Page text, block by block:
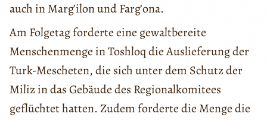
auch in Marg’ilon und Farg’ona.
Am Folgetag forderte eine gewaltbereite
Menschenmenge in Toshloq die Auslieferung der
Turk-Mescheten, die sich unter dem Schutz der
Miliz in das Gebäude des Regionalkomitees
geflüchtet hatten. Zudem forderte die Menge die